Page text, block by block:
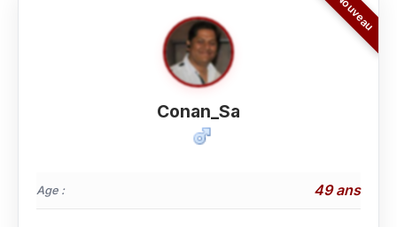
Conan_Sa
Age : 49 ans